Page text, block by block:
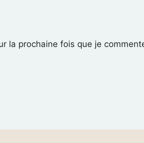
la prochaine fois que je